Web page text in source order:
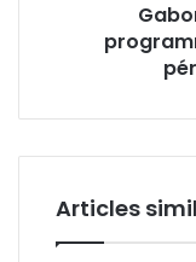
2028
Articles